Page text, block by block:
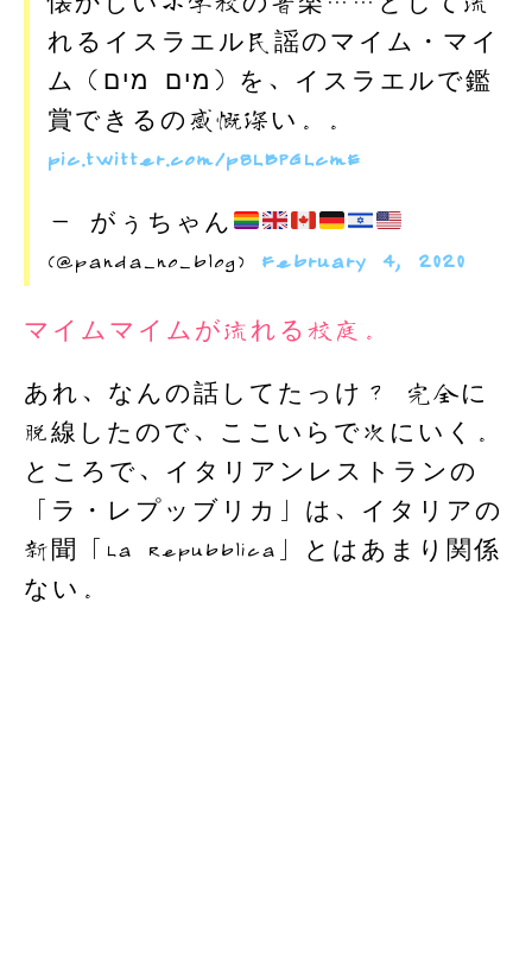
れるイスラエル民謡のマイム・マイ
ム（מים מים）を、イスラエルで鑑
賞できるの感慨深い。。
pic.twitter.com/p8LBPGLcmE
— がぅちゃん
(@panda_no_blog) February 4, 2020
マイムマイムが流れる校庭。
あれ、なんの話してたっけ？ 完全に
脱線したので、ここいらで次にいく。
ところで、イタリアンレストランの
「ラ・レプッブリカ」は、イタリアの
新聞「La Repubblica」とはあまり関係
ない。